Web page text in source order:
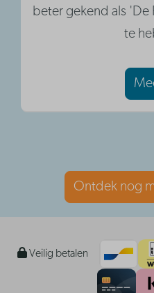
beter gekend als
te
Ontdek nog
Veilig betalen